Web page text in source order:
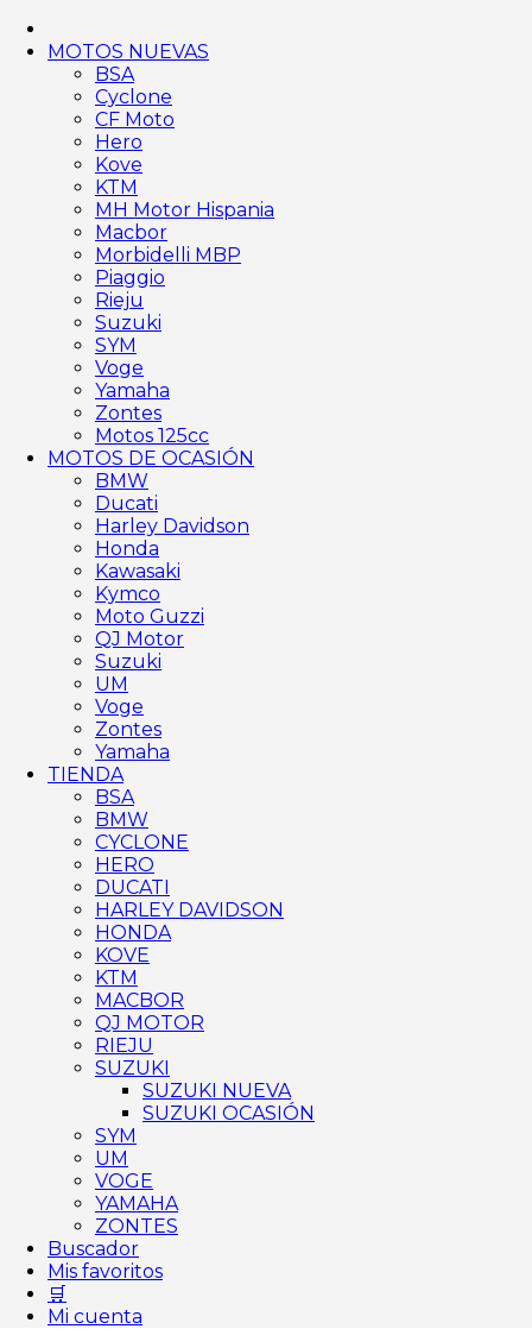
MOTOS NUEVAS
BSA
Cyclone
CF Moto
Hero
Kove
KTM
MH Motor Hispania
Macbor
Morbidelli MBP
Piaggio
Rieju
Suzuki
SYM
Voge
Yamaha
Zontes
Motos 125cc
MOTOS DE OCASIÓN
BMW
Ducati
Harley Davidson
Honda
Kawasaki
Kymco
Moto Guzzi
QJ Motor
Suzuki
UM
Voge
Zontes
Yamaha
TIENDA
BSA
BMW
CYCLONE
HERO
DUCATI
HARLEY DAVIDSON
HONDA
KOVE
KTM
MACBOR
QJ MOTOR
RIEJU
SUZUKI
SUZUKI NUEVA
SUZUKI OCASIÓN
SYM
UM
VOGE
YAMAHA
ZONTES
Buscador
Mis favoritos
🛒
Mi cuenta